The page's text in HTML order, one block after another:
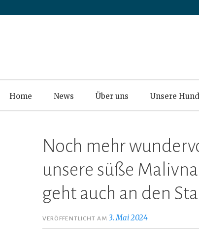
–
Home News Über uns Unsere
Noch mehr
unsere süße
geht auch an den
VERÖFFENTLICHT AM3. Mai 2024